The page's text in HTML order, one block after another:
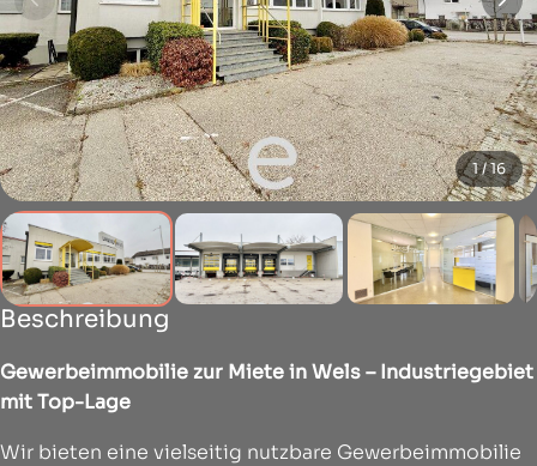
1 / 16
Beschreibung
Gewerbeimmobilie zur Miete in Wels – Industriegebiet
mit Top-Lage
Wir bieten eine vielseitig nutzbare Gewerbeimmobilie